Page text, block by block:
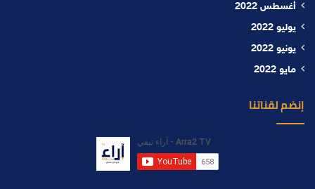
أغسطس 2022
يوليو 2022
يونيو 2022
مايو 2022
إنضم لقناتنا